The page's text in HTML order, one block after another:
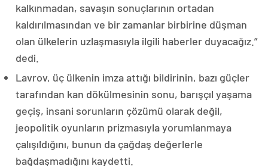
kalkınmadan, savaşın sonuçlarının ortadan
kaldırılmasından ve bir zamanlar birbirine düşman
olan ülkelerin uzlaşmasıyla ilgili haberler duyacağız.”
dedi.
Lavrov, üç ülkenin imza attığı bildirinin, bazı güçler
tarafından kan dökülmesinin sonu, barışçıl yaşama
geçiş, insani sorunların çözümü olarak değil,
jeopolitik oyunların prizmasıyla yorumlanmaya
çalışıldığını, bunun da çağdaş değerlerle
bağdaşmadığını kaydetti.